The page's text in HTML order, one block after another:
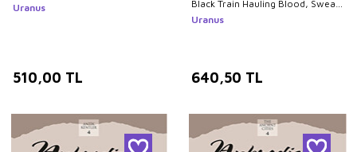
Uranus
510,00 TL
Black Train Hauling Blood, Sweat
And Tears
Uranus
640,50 TL